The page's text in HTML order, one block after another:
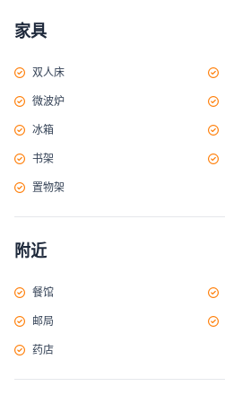
家具
双人床
微波炉
冰箱
书架
置物架
附近
餐馆
邮局
药店